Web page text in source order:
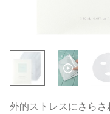
外的ストレスにさら